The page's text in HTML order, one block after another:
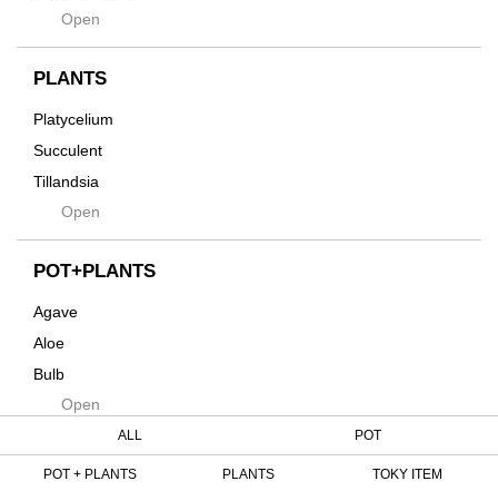
Innocence
Kodama
Native
Progress
Quartz
RAKU
Rock
土・化粧石・活力剤
インテリア・デザイン雑貨
Tシャツ・バッグ
その他
Open
PLANTS
Platycelium
Succulent
Tillandsia
SeedsOpen
POT+PLANTS
Agave
Aloe
Bulb
Cactus
Cycas
Open
ALL POT
POT + PLANTS PLANTS TOKY ITEM